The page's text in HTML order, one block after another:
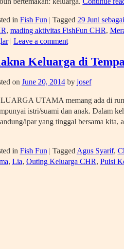
in Fish Fun | Tagged 29 Juni
, mading aktivitas FishFun CHR,
| Leave a comment
Keluarga di
on June 20, 2014 by josef
UTAMA memang ada di
istri/suami dan anak. Dalam
ipar yang tinggal bersama kita,
in Fish Fun | Tagged Agus Syarif,
, Lia, Outing Keluarga CHR, Puisi